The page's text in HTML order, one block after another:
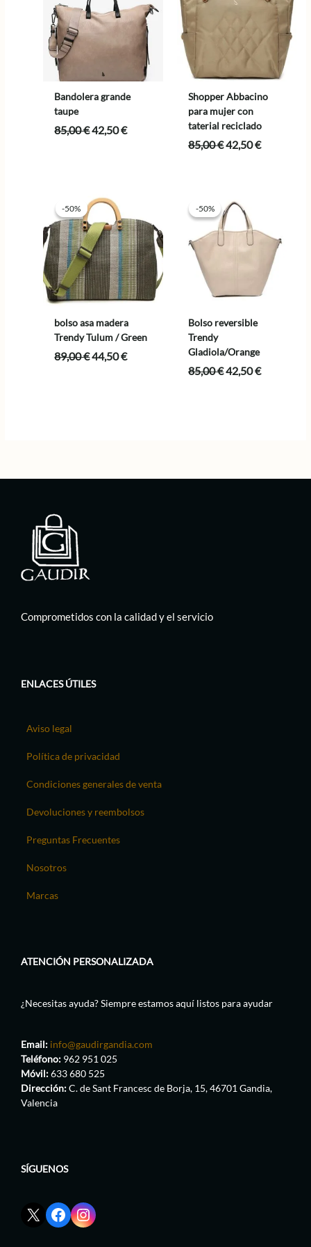
Bandolera grande
taupe
85,00€El
42,50€El
Shopper Abbacino
para mujer con
taterial reciclado
85,00€El
85,00 €.
42,50€El
-50%
-50%
bolso asa madera
Trendy Tulum / Green
89,00€El
44,50€El
-50%
-50%
Bolso reversible
Trendy
Gladiola/Orange
85,00€El
42,50€El
Comprometidos con la calidad y el servicio
ENLACES ÚTILES
Aviso legal
Política de privacidad
Condiciones generales de venta
Devoluciones y reembolsos
Preguntas Frecuentes
Nosotros
Marcas
ATENCIÓN PERSONALIZADA
¿Necesitas ayuda? Siempre estamos aquí listos para ayudar
Email: info@gaudirgandia.com
Teléfono: 962 951 025
Móvil:633 680 525
Dirección:C. de Sant Francesc de Borja, 15, 46701 Gandia,
Valencia
SÍGUENOS
Enlace
red
Enlace
de
Enlace